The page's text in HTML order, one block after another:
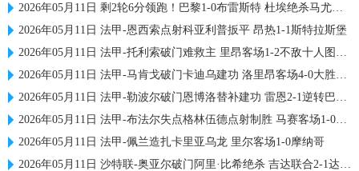
2026年05月11日 剩2轮6分领跑！巴黎1-0布雷斯特 杜埃绝杀马尤卢中框卢卡斯送助攻
2026年05月11日 法甲-恩西索点射科亚利普扳平 昂热1-1斯特拉斯堡
2026年05月11日 法甲-托利索破门难救主 里昂客场1-2不敌十人图卢兹
2026年05月11日 法甲-马肯戈破门卡迪乌建功 洛里昂客场4-0大胜梅斯
2026年05月11日 法甲-勒波尔破门恩博洛替补建功 雷恩2-1逆转巴黎FC
2026年05月11日 法甲-布法尔失点格林伍德点射制胜 马赛客场1-0勒阿弗尔
2026年05月11日 法甲-佩兰造扎卡里亚乌龙 里尔客场1-0摩纳哥
2026年05月11日 沙特联-奥亚尔破门阿里·比希绝杀 吉达联合2-1达马克